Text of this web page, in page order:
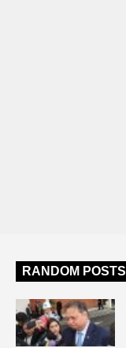
RANDOM POSTS